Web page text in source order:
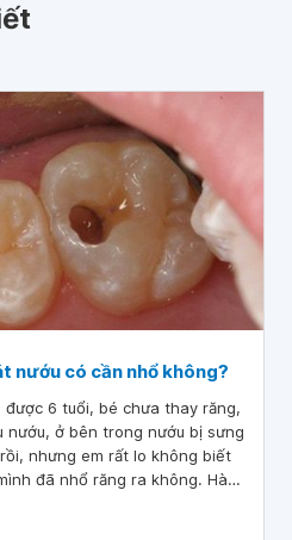
nướu có cần nhổ không?
6 tuổi, bé chưa thay răng,
nướu, ở bên trong nướu bị sưng
nhưng em rất lo không biết
đã nhổ răng ra không. Hàm